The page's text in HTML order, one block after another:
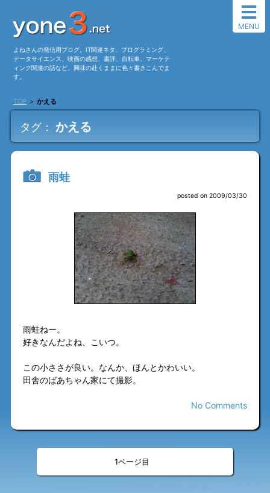
よねさんの発信用ブログ。IT関連ネタ、プログラミング、
データサイエンス、映画の感想、書評、自転車、マーケテ
ィング関連の話など、興味の赴くままに色々書きこんでま
す。
TOP ＞ かえる
MENU
タグ： かえる
雨蛙
posted on 2009/03/30
雨蛙ねー。
好きなんだよね、こいつ。
この小ささが良い。なんか、ほんとかわいい。
田舎のばあちゃん家にて撮影。
No Comments
1